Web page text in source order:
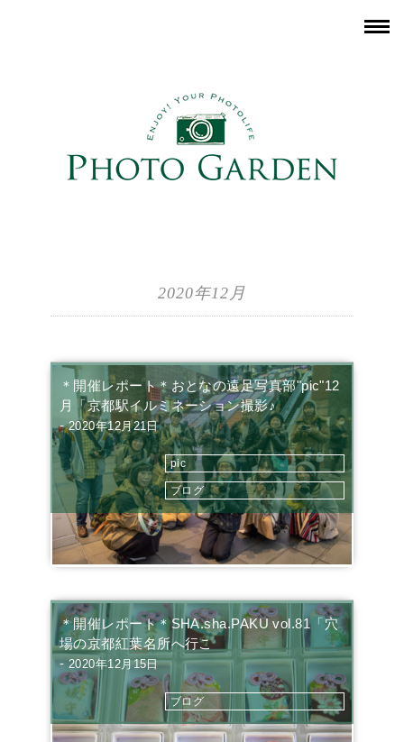
2020年12月
＊開催レポート＊おとなの遠足写真部"pic"12
月「京都駅イルミネーション撮影♪
-2020年12月21日
pic
ブログ
＊開催レポート＊SHA.sha.PAKU vol.81「穴
場の京都紅葉名所へ行こ
- 2020年12月15日
ブログ